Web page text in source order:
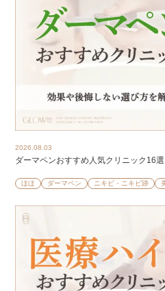
2026.08.03
ダーマペンおすすめ人気クリニック16
ほほ ダーマペン ニキビ・ニキビ跡